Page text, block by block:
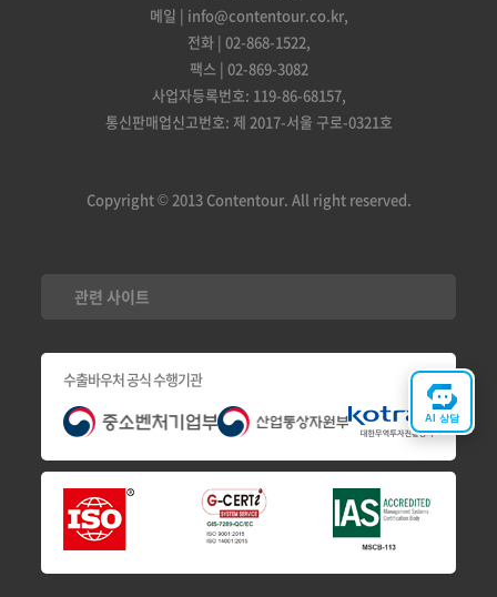
메일 | info@contentour.co.kr,
전화 | 02-868-1522,
팩스 | 02-869-3082
사업자등록번호: 119-86-68157,
통신판매업신고번호: 제 2017-서울 구로-0321호
Copyright © 2013 Contentour. All right reserved.
관련 사이트
수출바우처 공식 수행기관
AI 상담